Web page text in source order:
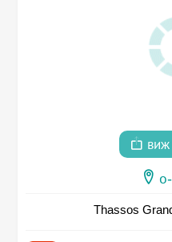
виж
Thassos